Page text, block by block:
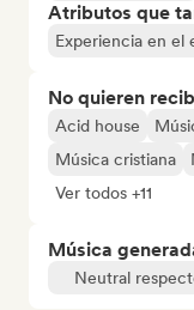
Atributos que
Experiencia en el
No quieren
Acid house
Música cristiana
Ver todos +11
Música
Neutral